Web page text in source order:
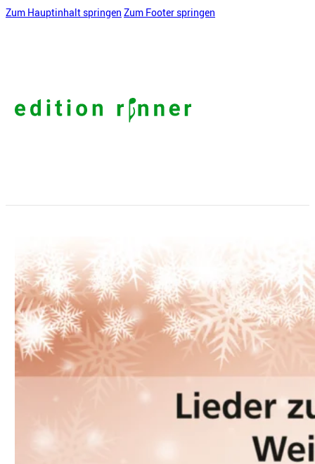
Zum Hauptinhalt springen Zum Footer springen